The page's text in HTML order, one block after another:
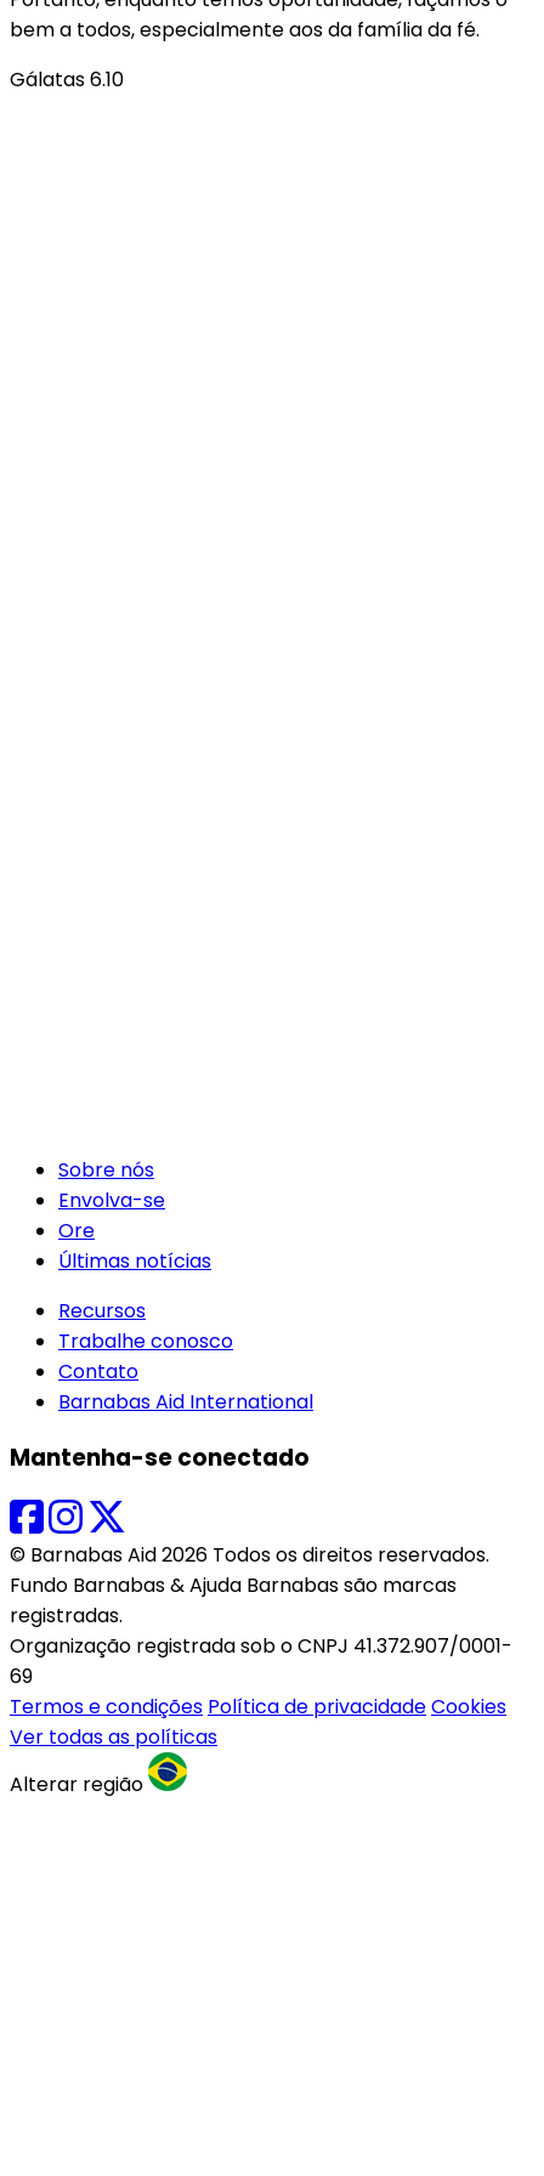
bem a todos, especialmente aos da família da fé.
Gálatas 6.10
Sobre nós
Envolva-se
Ore
Últimas notícias
Recursos
Trabalhe conosco
Contato
Barnabas Aid International
Mantenha-se conectado
© Barnabas Aid 2026 Todos os direitos reservados.
Fundo Barnabas & Ajuda Barnabas são marcas
registradas.
Organização registrada sob o CNPJ 41.372.907/0001-
69
Termos e condições Política de privacidadeCookies
Ver todas as políticas
Alterar região